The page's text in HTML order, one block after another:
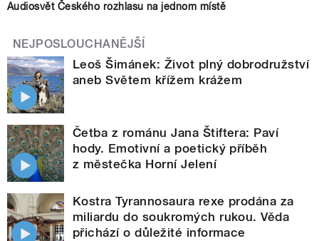
Audiosvět Českého rozhlasu na jednom místě
NEJPOSLOUCHANĚJŠÍ
Leoš Šimánek: Život plný dobrodružství
aneb Světem křížem krážem
Četba z románu Jana Štiftera: Paví
hody. Emotivní a poetický příběh
z městečka Horní Jelení
Kostra Tyrannosaura rexe prodána za
miliardu do soukromých rukou. Věda
přichází o důležité informace